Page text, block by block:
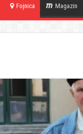
Fojnica Magazin